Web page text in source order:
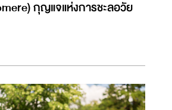
กุญแจแห่งการชะลอวัย